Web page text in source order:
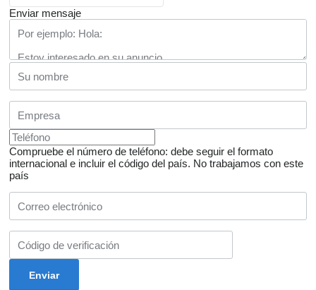
Enviar mensaje
Compruebe el número de teléfono: debe seguir el formato
internacional e incluir el código del país. No trabajamos con este
país